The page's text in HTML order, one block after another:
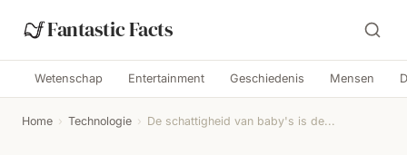
Fantastic Facts
Wetenschap Entertainment Geschiedenis Mensen
Home › Technologie › De schattigheid van baby's is de...